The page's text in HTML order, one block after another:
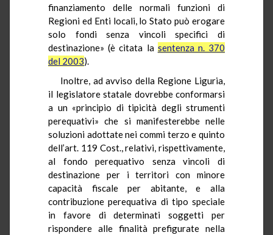
finanziamento delle normali funzioni di
Regioni ed Enti locali, lo Stato può erogare
solo fondi senza vincoli specifici di
destinazione» (è citata la sentenza n. 370
del 2003).
Inoltre, ad avviso della Regione Liguria,
il legislatore statale dovrebbe conformarsi
a un «principio di tipicità degli strumenti
perequativi» che si manifesterebbe nelle
soluzioni adottate nei commi terzo e quinto
dell’art. 119 Cost., relativi, rispettivamente,
al fondo perequativo senza vincoli di
destinazione per i territori con minore
capacità fiscale per abitante, e alla
contribuzione perequativa di tipo speciale
in favore di determinati soggetti per
rispondere alle finalità prefigurate nella